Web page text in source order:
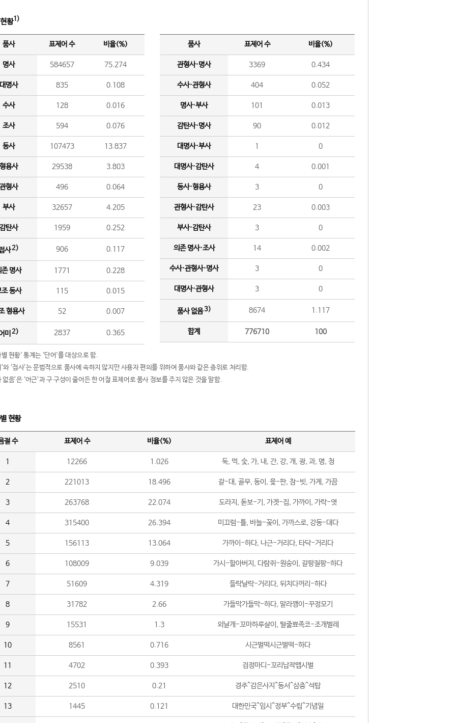
황1)
품사 표제어 수 비율(%)
명사 584657 75.274
명사 835 0.108
수사 128 0.016
조사 594 0.076
동사 107473 13.837
용사 29538 3.803
형사 496 0.064
부사 32657 4.205
탄사 1959 0.252
사2) 906 0.117
존 명사 1771 0.228
조 동사 115 0.015
형용사 52 0.007
미 2) 2837 0.365
품사 표제어 수 비율(%)
관형사·명사 3369 0.434
수사·관형사 404 0.052
명사·부사 101 0.013
감탄사·명사 90 0.012
대명사·부사 1 0
대명사·감탄사 4 0.001
동사·형용사 3 0
관형사·감탄사 23 0.003
부사·감탄사 3 0
의존 명사·조사 14 0.002
수사·관형사·명사 3 0
대명사·관형사 3 0
품사 없음3) 8674 1.117
합계 776710 100
현황' 통계는 '단어'를 대상으로 함.
와 ‘접사’는 문법적으로 품사에 속하지 않지만 사용자 편의를 위하여 품사와 같은 층위로 처리함.
없음’은 ‘어근’과 구 구성이 줄어든 한 어절 표제어로 품사 정보를 주지 않은 것을 말함.
현황
절 수 표제어 수 비율(%) 표제어 예
1 12266 1.026 둑, 먹, 숯, 가, 내, 간, 강, 개, 광, 과, 명, 청
2 221013 18.496 갈-대, 골무, 동이, 윷-판, 참-빗, 가게, 가끔
3 263768 22.074 도라지, 돋보-기, 가겟-집, 가까이, 가락-엿
4 315400 26.394 미끄럼-틀, 바늘-꽂이, 가까스로, 강동-대다
5 156113 13.064 가까이-하다, 나근-거리다, 타닥-거리다
6 108009 9.039 가시-할아버지, 다람쥐-원숭이, 갈팡질팡-하다
7 51609 4.319 들락날락-거리다, 뒤치다꺼리-하다
8 31782 2.66 가들막가들막-하다, 말라깽이-꾸정모기
9 15531 1.3 외날개-꼬마하루살이, 털줄뾰족코-조개벌레
10 8561 0.716 시근벌떡시근벌떡-하다
11 4702 0.393 검정마디-꼬리납작맵시벌
12 2510 0.21 경주^감은사지^동서^삼층^석탑
13 1445 0.121 대한민국^임시^정부^수립^기념일